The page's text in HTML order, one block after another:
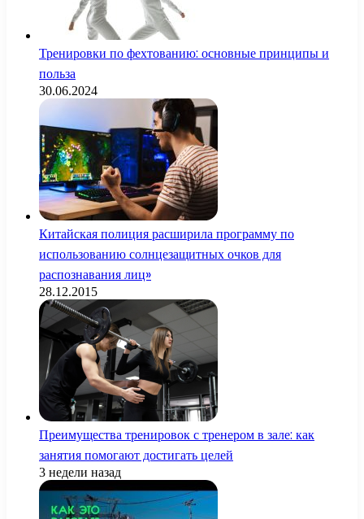
Тренировки по фехтованию: основные принципы и
польза
30.06.2024
Китайская полиция расширила программу по
использованию солнцезащитных очков для
распознавания лиц»
28.12.2015
Преимущества тренировок с тренером в зале: как
занятия помогают достигать целей
3 недели назад